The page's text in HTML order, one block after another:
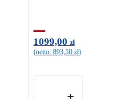
1099,00 zł
(netto: 893,50 zł)